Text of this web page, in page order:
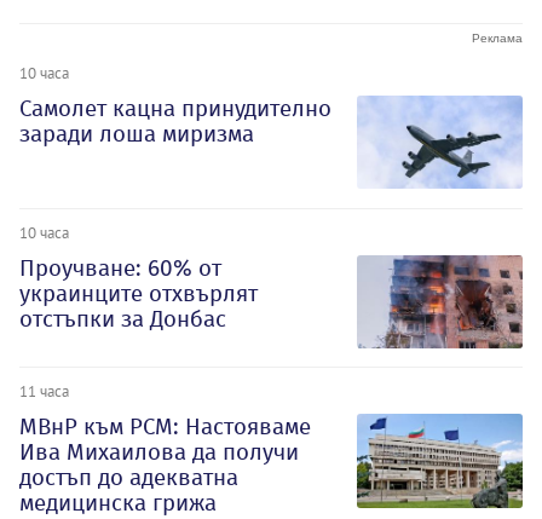
10 часа
Самолет кацна принудително
заради лоша миризма
10 часа
Проучване: 60% от
украинците отхвърлят
отстъпки за Донбас
11 часа
МВнР към РСМ: Настояваме
Ива Михаилова да получи
достъп до адекватна
медицинска грижа